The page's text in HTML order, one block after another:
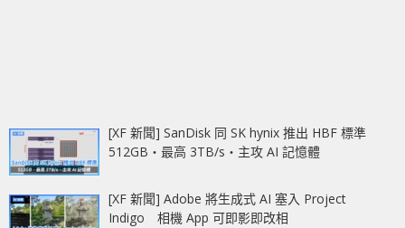
[XF 新聞] SanDisk 同 SK hynix 推出 HBF 標準
512GB‧最高 3TB/s‧主攻 AI 記憶體
[XF 新聞] Adobe 將生成式 AI 塞入 Project
Indigo 相機 App 可即影即改相